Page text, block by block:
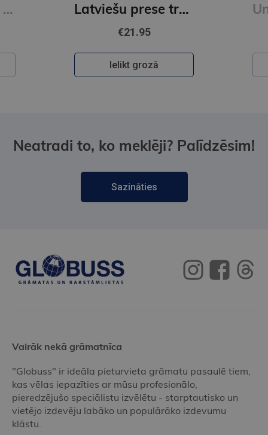
Latviešu prese trakajos deviņdesmitajos Under the Soviet Boot
€20.95
Ielikt grozā
Neatradi to, ko meklēji? Palīdzēsim!
Sazināties
Vairāk nekā grāmatnīca
"Globuss" ir ideāla pieturvieta grāmatu pasaulē tiem,
kas vēlas iepazīties ar mūsu profesionālo,
pieredzējušo speciālistu izvēlētu - starptautisko un
vietējo izdevēju labāko un populārāko izdevumu
klāstu.